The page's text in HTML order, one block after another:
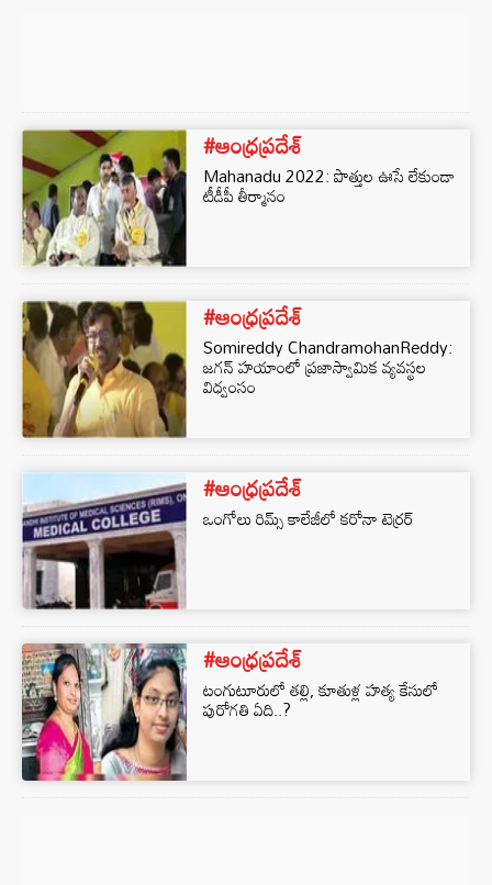
#ఆంధ్రప్రదేశ్
Mahanadu 2022: పొత్తుల ఊసే లేకుండా
టీడీపీ తీర్మానం
#ఆంధ్రప్రదేశ్
Somireddy ChandramohanReddy:
జగన్ హయాంలో ప్రజాస్వామిక వ్యవస్థల
విధ్వంసం
#ఆంధ్రప్రదేశ్
ఒంగోలు రిమ్స్ కాలేజీలో కరోనా టెర్రర్
#ఆంధ్రప్రదేశ్
టంగుటూరులో తల్లి, కూతుళ్ల హత్య కేసులో
పురోగతి ఏది..?